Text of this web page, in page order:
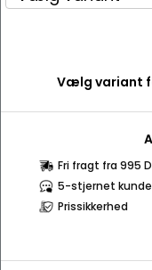
Vælg variant
Fri fragt fra 995
5-stjernet
Prissikkerhed